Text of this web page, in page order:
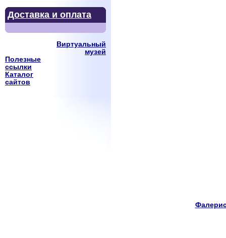
Доставка и оплата
Виртуальный
музей
Полезные
ссылки
Каталог
сайтов